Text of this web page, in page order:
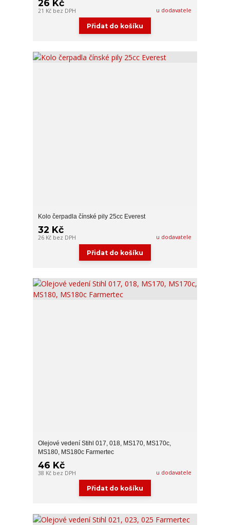
26 Kč
21 Kč bez DPH u dodavatele
Přidat do košíku
Kolo čerpadla čínské pily 25cc Everest
32 Kč
26 Kč bez DPH u dodavatele
Přidat do košíku
Olejové vedení Stihl 017, 018, MS170, MS170c,
MS180, MS180c Farmertec
46 Kč
38 Kč bez DPH u dodavatele
Přidat do košíku